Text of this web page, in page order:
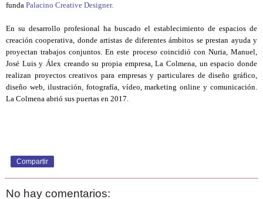
funda Palacino Creative Designer.
En su desarrollo profesional ha buscado el establecimiento de espacios de
creación cooperativa, donde artistas de diferentes ámbitos se prestan ayuda y
proyectan trabajos conjuntos. En este proceso coincidió con Nuria, Manuel,
José Luis y Álex creando su propia empresa, La Colmena, un espacio donde
realizan proyectos creativos para empresas y particulares de diseño gráfico,
diseño web, ilustración, fotografía, vídeo, marketing online y comunicación.
La Colmena abrió sus puertas en 2017.
Compartir
No hay comentarios: